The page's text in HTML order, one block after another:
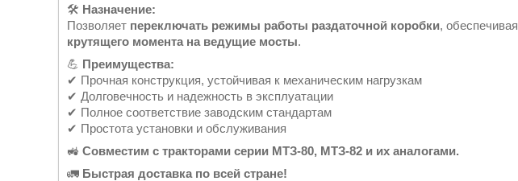
🛠 Назначение:
Позволяет переключать режимы работы раздаточной коробки, обеспечивая
крутящего момента на ведущие мосты.
💪 Преимущества:
✔ Прочная конструкция, устойчивая к механическим нагрузкам
✔ Долговечность и надежность в эксплуатации
✔ Полное соответствие заводским стандартам
✔ Простота установки и обслуживания
🚜 Совместим с тракторами серии МТЗ-80, МТЗ-82 и их аналогами.
🚛 Быстрая доставка по всей стране!